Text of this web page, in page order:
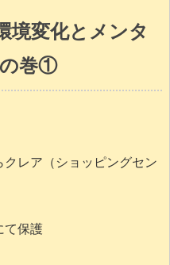
変化とメンタ
巻①
レア（ショッピングセン
保護